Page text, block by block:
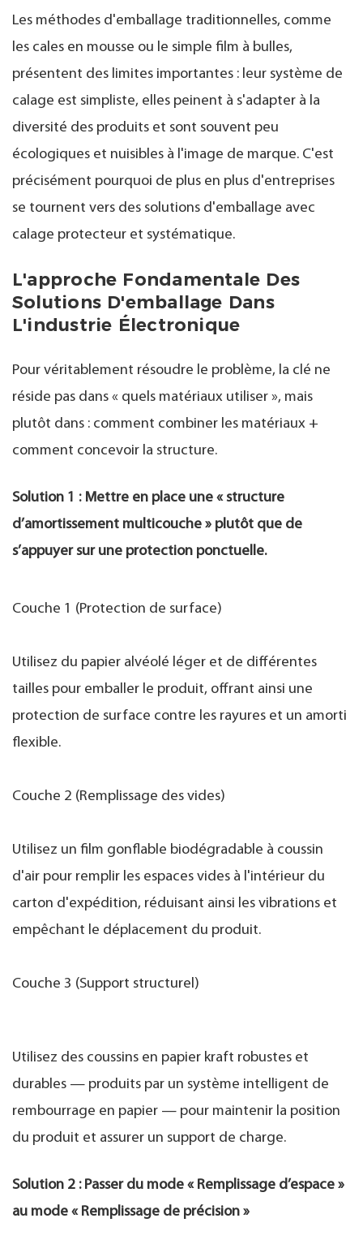
Les méthodes d'emballage traditionnelles, comme
les cales en mousse ou le simple film à bulles,
présentent des limites importantes : leur système de
calage est simpliste, elles peinent à s'adapter à la
diversité des produits et sont souvent peu
écologiques et nuisibles à l'image de marque. C'est
précisément pourquoi de plus en plus d'entreprises
se tournent vers des solutions d'emballage avec
calage protecteur et systématique.
L'approche Fondamentale Des
Solutions D'emballage Dans
L'industrie Électronique
Pour véritablement résoudre le problème, la clé ne
réside pas dans « quels matériaux utiliser », mais
plutôt dans : comment combiner les matériaux +
comment concevoir la structure.
Solution 1 : Mettre en place une « structure
d’amortissement multicouche » plutôt que de
s’appuyer sur une protection ponctuelle.
Couche 1 (Protection de surface)
Utilisez du papier alvéolé léger et de différentes
tailles pour emballer le produit, offrant ainsi une
protection de surface contre les rayures et un amorti
flexible.
Couche 2 (Remplissage des vides)
Utilisez un film gonflable biodégradable à coussin
d'air pour remplir les espaces vides à l'intérieur du
carton d'expédition, réduisant ainsi les vibrations et
empêchant le déplacement du produit.
Couche 3 (Support structurel)
Utilisez des coussins en papier kraft robustes et
durables — produits par un système intelligent de
rembourrage en papier — pour maintenir la position
du produit et assurer un support de charge.
Solution 2 : Passer du mode « Remplissage d’espace »
au mode « Remplissage de précision »